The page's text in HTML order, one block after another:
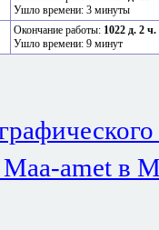
Ушло времени: 3 минуты
Окончание работы: 1022 д. 2 ч.
Ушло времени: 9 минут
amet в